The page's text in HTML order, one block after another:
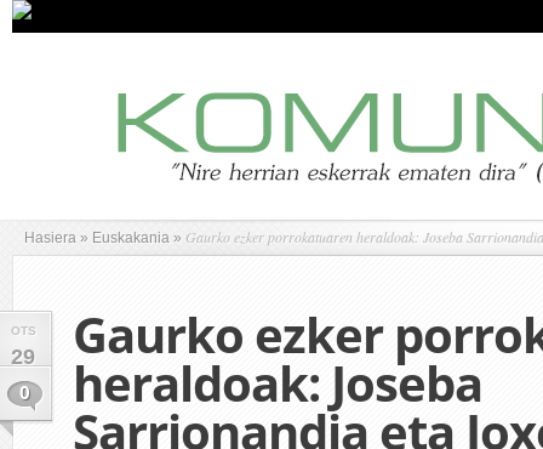
Hasiera » Euskakania » Gaurko ezker porrokatuaren heraldoak: Joseba
OTS
29
0
Gaurko ezker
heraldoak: Joseba
Sarrionandia eta